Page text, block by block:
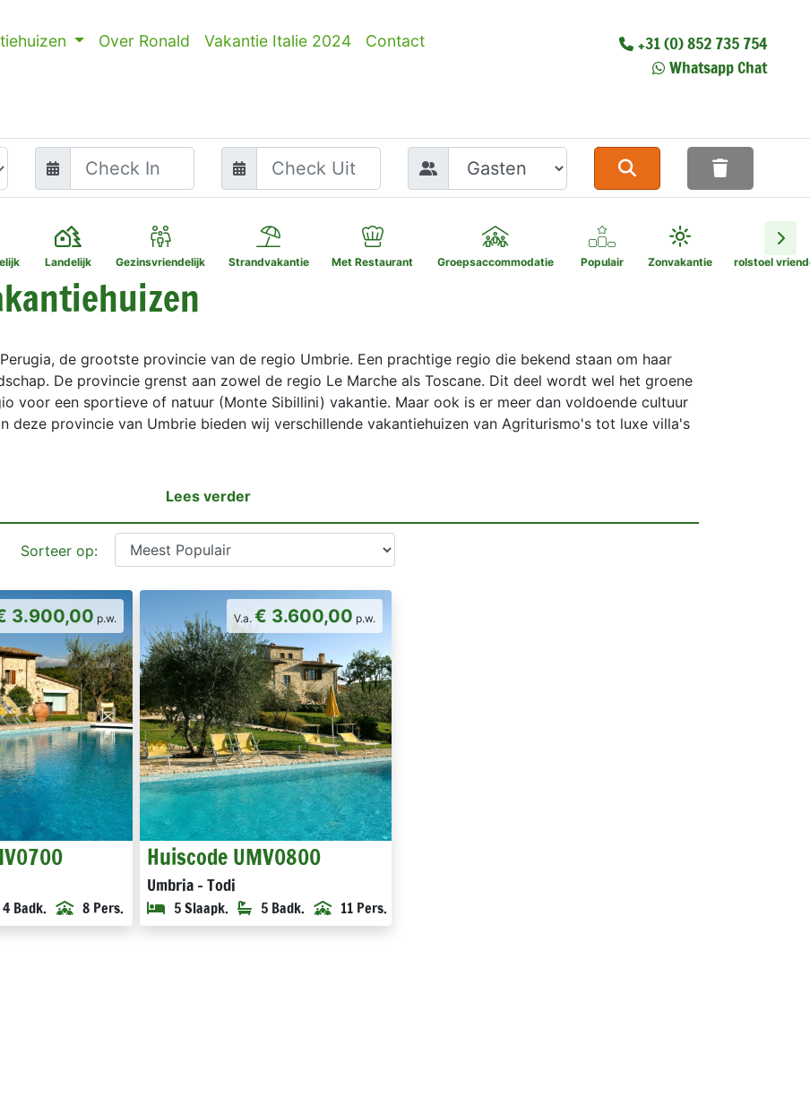
Over Ronald Vakantie Italie 2024 Contact
+31 (0) 852 735 754
Whatsapp Chat
Landelijk Gezinsvriendelijk Strandvakantie Met Restaurant Groepsaccommodatie Populair Zonvakantie rolstoel
de grootste provincie van de regio Umbrie. Een prachtige regio die bekend staan om haar
De provincie grenst aan zowel de regio Le Marche als Toscane. Dit deel wordt wel het groene
voor een sportieve of natuur (Monte Sibillini) vakantie. Maar ook is er meer dan voldoende cultuur
deze provincie van Umbrie bieden wij verschillende vakantiehuizen van Agriturismo's tot luxe villa's
Lees verder
Sorteer op:
3.900,00 p.w.
4 Badk. 8 Pers.
V.a. € 3.600,00 p.w.
Huiscode UMV0800
Umbria - Todi
5 Slaapk. 5 Badk. 11 Pers.